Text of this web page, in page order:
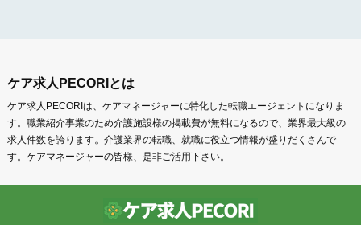
ケア求人PECORIとは
ケア求人PECORIは、ケアマネージャーに特化した転職エージェントになりま
す。職業紹介事業のため介護施設様の掲載費が無料になるので、業界最大級の
求人件数を誇ります。介護業界の転職、就職に役立つ情報が盛りだくさんで
す。ケアマネージャーの皆様、是非ご活用下さい。